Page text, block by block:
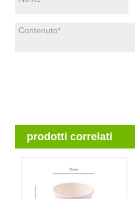
prodotti correlati